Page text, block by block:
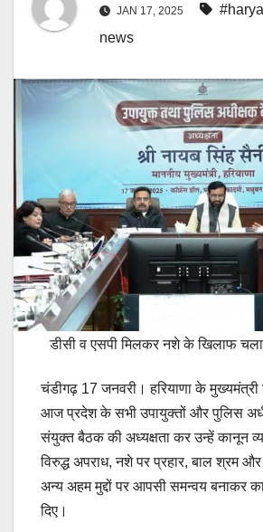
JAN 17, 2025
news
डीसी व एसपी मिलकर नशे के खिलाफ
चंडीगढ़ 17 जनवरी। हरियाणा के मुख्यमंत्री
आज प्रदेश के सभी उपायुक्तों और पुलिस
संयुक्त बैठक की अध्यक्षता कर उन्हें कानून
विरुद्ध अपराध, नशे पर प्रहार, बाल श्रम
अन्य अहम मुद्दों पर आपसी समन्वय बनाकर
दिए।